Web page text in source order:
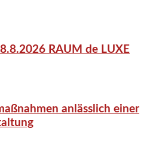
RAUM de LUXE
anlässlich einer